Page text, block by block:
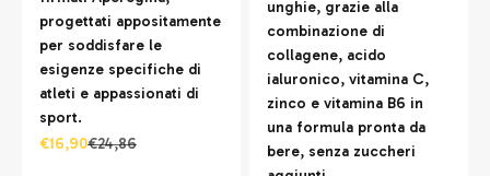
progettati appositamente
per soddisfare le
esigenze specifiche di
atleti e appassionati di
sport.
Prezzo scontato
€16,90Prezzo
€24,86
unghie, grazie alla
combinazione di
collagene, acido
ialuronico, vitamina C,
zinco e vitamina B6 in
una formula pronta da
bere, senza zuccheri